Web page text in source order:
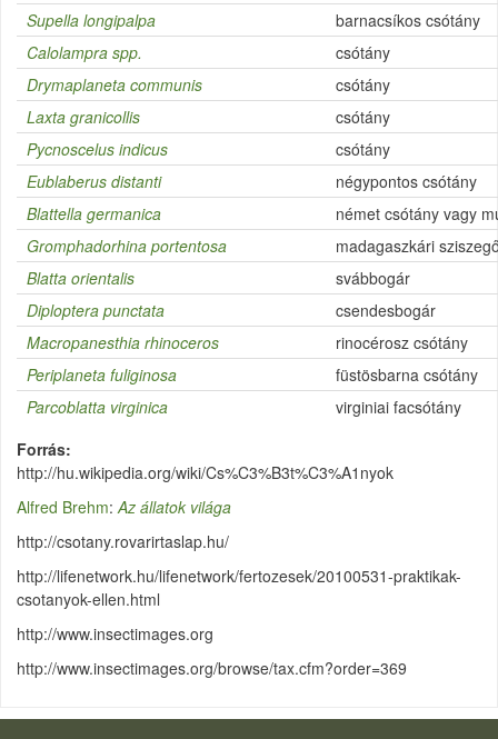
Supella longipalpa
barnacsíkos csótány
Calolampra spp.
csótány
Drymaplaneta communis
csótány
Laxta granicollis
csótány
Pycnoscelus indicus
csótány
Eublaberus distanti
négypontos csótány
Blattella germanica
német csótány vagy
Gromphadorhina portentosa
madagaszkári
Blatta orientalis
svábbogár
Diploptera punctata
csendesbogár
Macropanesthia rhinoceros
rinocérosz csótány
Periplaneta fuliginosa
füstösbarna csótány
Parcoblatta virginica
virginiai facsótány
Forrás
http://hu.wikipedia.org/wiki/Cs%C3%B3t%C3%A1nyok
Alfred Brehm:Az állatok világa
http://csotany.rovarirtaslap.hu/
http://lifenetwork.hu/lifenetwork/fertozesek/20100531-praktikak-
csotanyok-ellen.html
http://www.insectimages.org
http://www.insectimages.org/browse/tax.cfm?order=369